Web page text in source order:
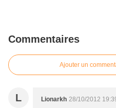
Commentaires
Ajouter un
L Lionarkh 28/10/2012